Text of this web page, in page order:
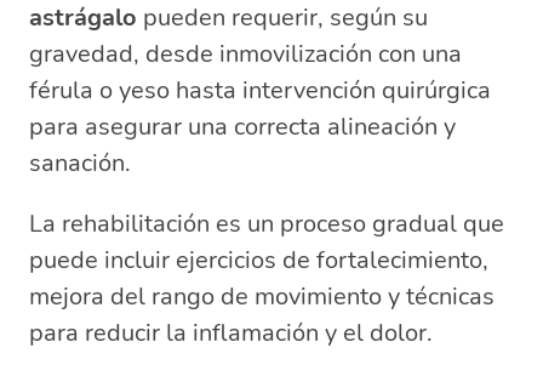
astrágalo pueden requerir, según su
gravedad, desde inmovilización con una
férula o yeso hasta intervención quirúrgica
para asegurar una correcta alineación y
sanación.
La rehabilitación es un proceso gradual que
puede incluir ejercicios de fortalecimiento,
mejora del rango de movimiento y técnicas
para reducir la inflamación y el dolor.